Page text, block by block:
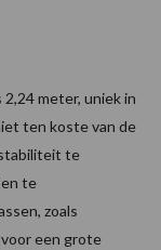
meter, uniek in
ten koste van de
te
te
zoals
een grote